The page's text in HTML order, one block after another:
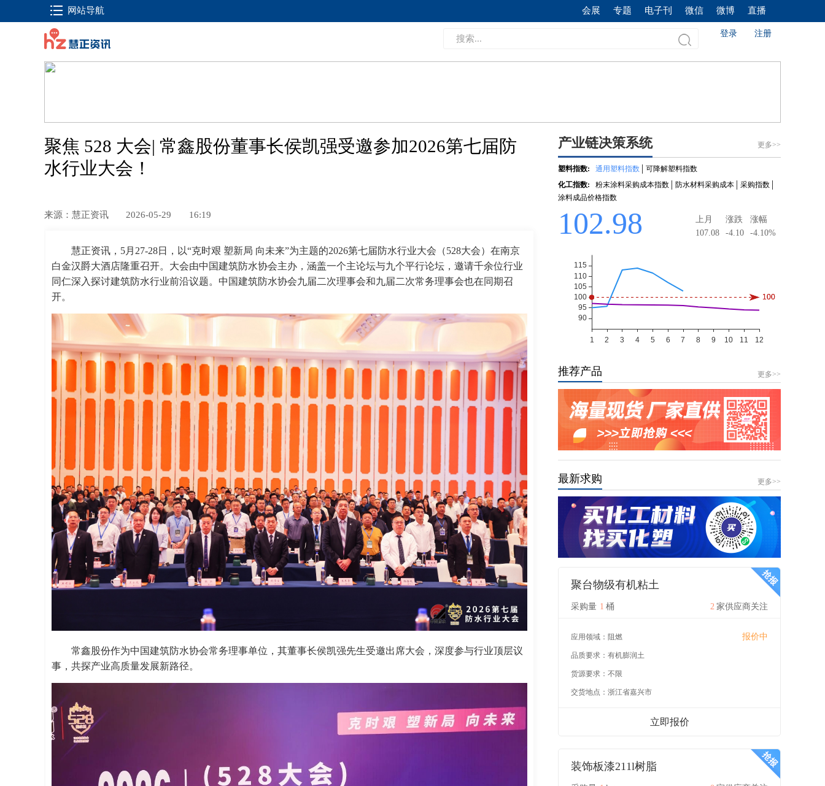
网站导航 会展 专题 电子刊 微信 微博 直播
登录 注册
聚焦 528 大会| 常鑫股份董事长侯凯强受邀参加2026第七届防
水行业大会！
来源：慧正资讯 2026-05-29 16:19
慧正资讯，5月27-28日，以“克时艰 塑新局 向未来”为主题的2026第七届防水行业大会（528大会）在南京
白金汉爵大酒店隆重召开。大会由中国建筑防水协会主办，涵盖一个主论坛与九个平行论坛，邀请千余位行业
同仁深入探讨建筑防水行业前沿议题。中国建筑防水协会九届二次理事会和九届二次常务理事会也在同期召
开。
常鑫股份作为中国建筑防水协会常务理事单位，其董事长侯凯强先生受邀出席大会，深度参与行业顶层议
事，共探产业高质量发展新路径。
推荐产品 更多>>
最新求购 更多>>
聚台物级有机粘土
采购量 1 桶 2 家供应商关注
应用领域： 阻燃 报价中
品质要求： 有机膨润土
货源要求： 不限
交货地点： 浙江省嘉兴市
立即报价
装饰板漆211l树脂